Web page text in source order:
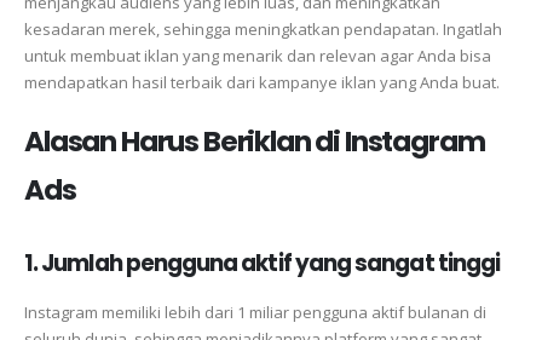
kesadaran merek, sehingga meningkatkan pendapatan. Ingatlah
untuk membuat iklan yang menarik dan relevan agar Anda bisa
mendapatkan hasil terbaik dari kampanye iklan yang Anda buat.
Alasan Harus Beriklan di Instagram
Ads
1. Jumlah pengguna aktif yang sangat tinggi
Instagram memiliki lebih dari 1 miliar pengguna aktif bulanan di